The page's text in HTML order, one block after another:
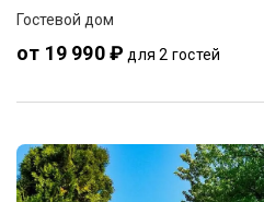
Гостевой дом
от 19 990 ₽ для 2 гостей